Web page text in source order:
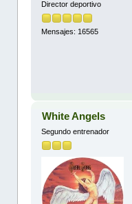
Director deportivo
Mensajes: 16565
White Angels
Segundo entrenador